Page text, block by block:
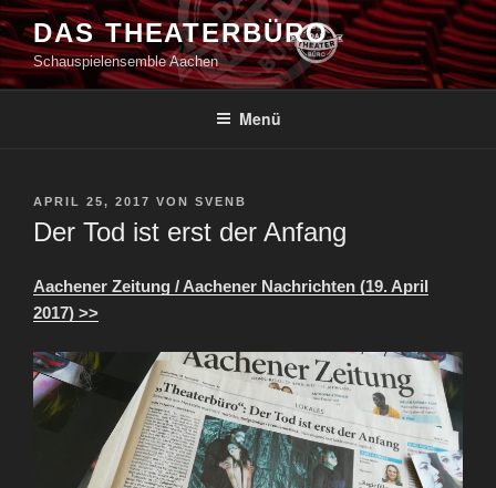
Zum
Inhalt
springen
DAS THEATERBÜRO
Schauspielensemble Aachen
Menü
VERÖFFENTLICHT
AM
APRIL 25, 2017 VON SVENB
Der Tod ist erst der Anfang
Aachener Zeitung / Aachener Nachrichten (19. April
2017) >>